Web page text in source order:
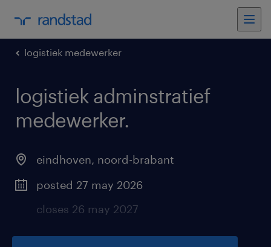
logistiek medewerker
logistiek adminstratief
medewerker.
eindhoven, noord-brabant
posted 27 may 2026
closes 26 may 2027